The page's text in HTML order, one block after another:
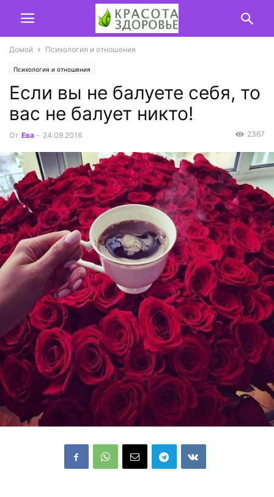
Домой Психология и отношения
Психология и отношения
Если вы не балуете себя, то
вас не балует никто!
От Ева - 24.09.2016 2367